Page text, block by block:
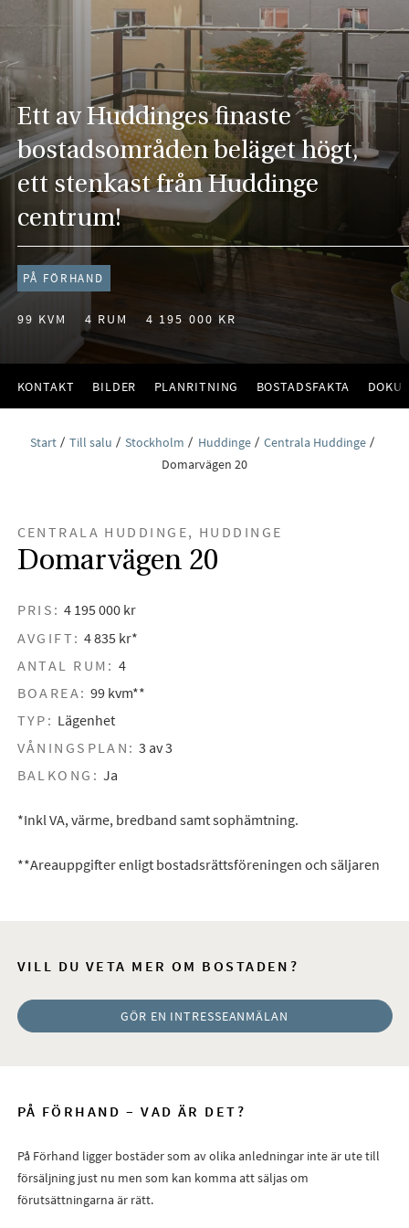
Ett av Huddinges finaste
bostadsområden beläget högt,
ett stenkast från Huddinge
centrum!
PÅ FÖRHAND
99 KVM 4 RUM 4 195 000 KR
KONTAKT BILDER PLANRITNING BOSTADSFAKTA
Start Till salu Stockholm Huddinge
Centrala Huddinge
Domarvägen 20
CENTRALA HUDDINGE, HUDDINGE
Domarvägen 20
PRIS: 4 195 000 kr
AVGIFT: 4 835 kr*
ANTAL RUM: 4
BOAREA: 99 kvm**
TYP: Lägenhet
VÅNINGSPLAN: 3 av 3
BALKONG: Ja
*Inkl VA, värme, bredband samt sophämtning.
**Areauppgifter enligt bostadsrättsföreningen och säljaren
VILL DU VETA MER OM BOSTADEN?
GÖR EN INTRESSEANMÄLAN
PÅ FÖRHAND – VAD ÄR DET?
På Förhand ligger bostäder som av olika anledningar inte är ute till
försäljning just nu men som kan komma att säljas om
förutsättningarna är rätt.